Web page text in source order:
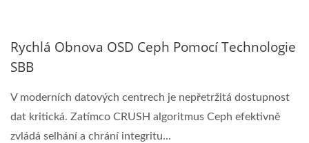
Rychlá Obnova OSD Ceph Pomocí Technologie
SBB
V moderních datových centrech je nepřetržitá dostupnost
dat kritická. Zatímco CRUSH algoritmus Ceph efektivně
zvládá selhání a chrání integritu...